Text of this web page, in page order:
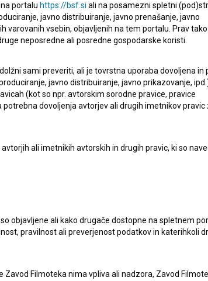
portalu https://bsf.si ali na posamezni spletni
javno distribuiranje, javno prenašanje, javno
varovanih vsebin, objavljenih na tem portalu. Prav tako
neposredne ali posredne gospodarske koristi.
sami preveriti, ali je tovrstna uporaba dovoljena in
javno distribuiranje, javno prikazovanje,
(kot so npr. avtorskim sorodne pravice, pravice
dovoljenja avtorjev ali drugih imetnikov pravic
ali imetnikih avtorskih in drugih pravic, ki so
objavljene ali kako drugače dostopne na spletnem
pravilnost ali preverjenost podatkov in katerihkoli
Filmoteka nima vpliva ali nadzora, Zavod